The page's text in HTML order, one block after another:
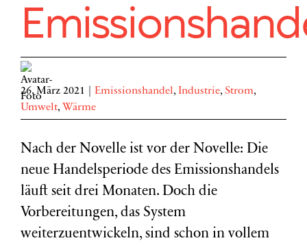
26. März 2021 Emissionshandel, Industrie, Strom,
Umwelt, Wärme
Nach der Novelle ist vor der Novelle: Die
neue Handelsperiode des Emissionshandels
läuft seit drei Monaten. Doch die
Vorbereitungen, das System
weiterzuentwickeln, sind schon in vollem